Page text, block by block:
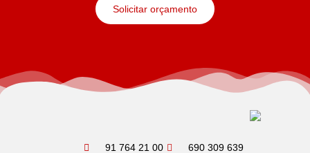
Solicitar orçamento
91 764 21 00
690 309 639